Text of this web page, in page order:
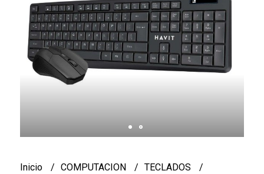
Inicio COMPUTACION
TECLADOS